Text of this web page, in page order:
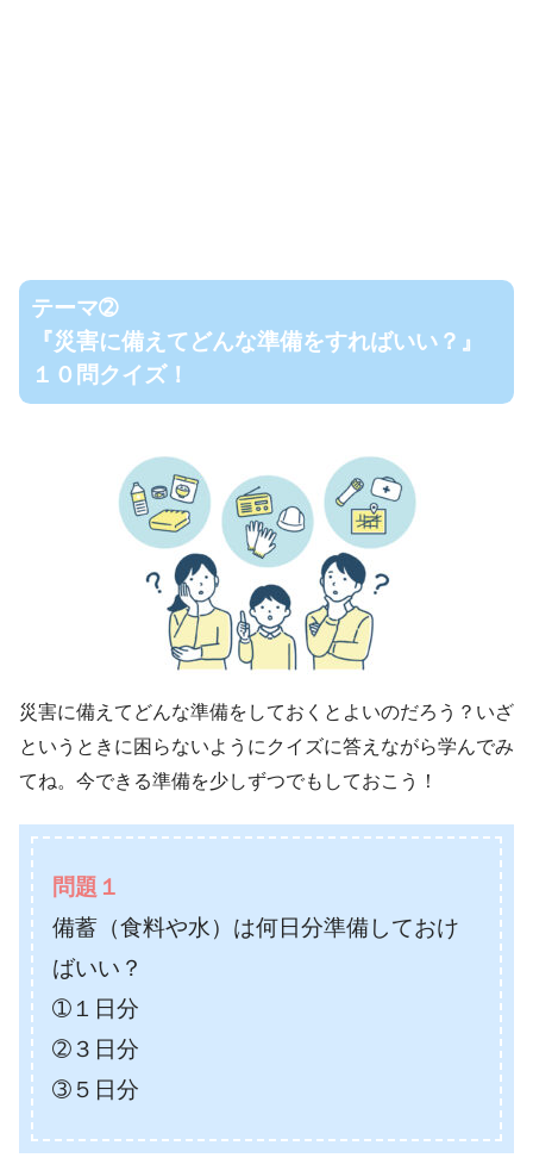
テーマ➁
『災害に備えてどんな準備をすればいい？』
１０問クイズ！
災害に備えてどんな準備をしておくとよいのだろう？いざ
というときに困らないようにクイズに答えながら学んでみ
てね。今できる準備を少しずつでもしておこう！
問題１
備蓄（食料や水）は何日分準備しておけ
ばいい？
➀１日分
➁３日分
➂５日分